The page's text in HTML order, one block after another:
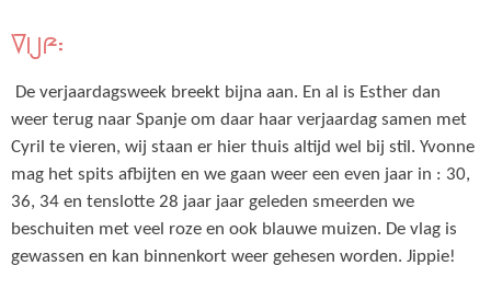
Vijf:
De verjaardagsweek breekt bijna aan. En al is Esther dan
weer terug naar Spanje om daar haar verjaardag samen met
Cyril te vieren, wij staan er hier thuis altijd wel bij stil. Yvonne
mag het spits afbijten en we gaan weer een even jaar in : 30,
36, 34 en tenslotte 28 jaar jaar geleden smeerden we
beschuiten met veel roze en ook blauwe muizen. De vlag is
gewassen en kan binnenkort weer gehesen worden. Jippie!